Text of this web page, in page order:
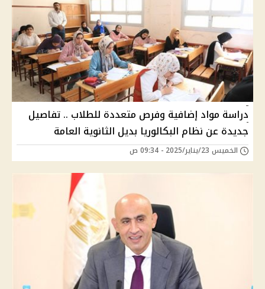
دراسة مواد إضافية وفرص متعددة للطلاب .. تفاصيل
جديدة عن نظام البكالوريا بديل الثانوية العامة
الخميس 23/يناير/2025 - 09:34 ص